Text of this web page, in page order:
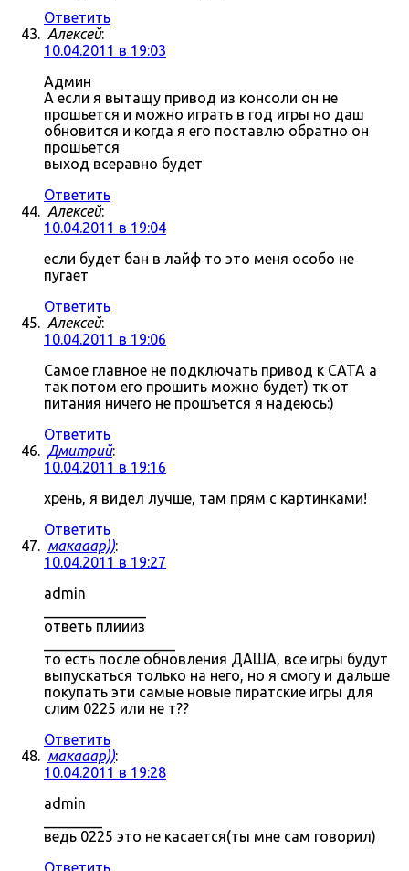
Ответить
Алексей:
10.04.2011 в 19:03
Админ
А если я вытащу привод из консоли он не
прошьется и можно играть в год игры но даш
обновится и когда я его поставлю обратно он
прошьется
выход всеравно будет
Ответить
Алексей:
10.04.2011 в 19:04
если будет бан в лайф то это меня особо не
пугает
Ответить
Алексей:
10.04.2011 в 19:06
Самое главное не подключать привод к САТА а
так потом его прошить можно будет) тк от
питания ничего не прошъется я надеюсь:)
Ответить
Дмитрий:
10.04.2011 в 19:16
хрень, я видел лучше, там прям с картинками!
Ответить
макааар)):
10.04.2011 в 19:27
admin
ответь плиииз
то есть после обновления ДАША, все игры будут
выпускаться только на него, но я смогу и дальше
покупать эти самые новые пиратские игры для
слим 0225 или не т??
Ответить
макааар)):
10.04.2011 в 19:28
admin
ведь 0225 это не касается(ты мне сам говорил)
Ответить